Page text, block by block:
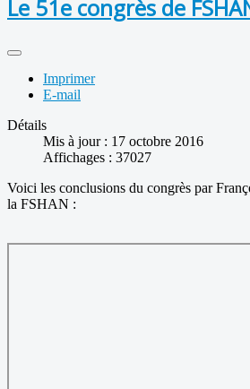
Le 51e congrès de
Imprimer
E-mail
Détails
Mis à jour : 17 octobre 2016
Affichages : 37027
Voici les conclusions du congrès par
la FSHAN :